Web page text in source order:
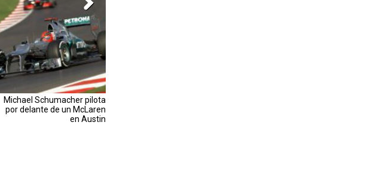
Michael Schumacher pilota
por delante de un McLaren
en Austin